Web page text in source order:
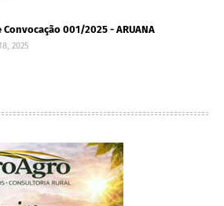
001/2025 - ARUANA
2025